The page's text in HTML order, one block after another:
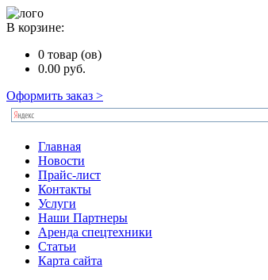
В корзине:
0 товар (ов)
0.00 руб.
Оформить заказ >
Главная
Новости
Прайс-лист
Контакты
Услуги
Наши Партнеры
Аренда спецтехники
Статьи
Карта сайта